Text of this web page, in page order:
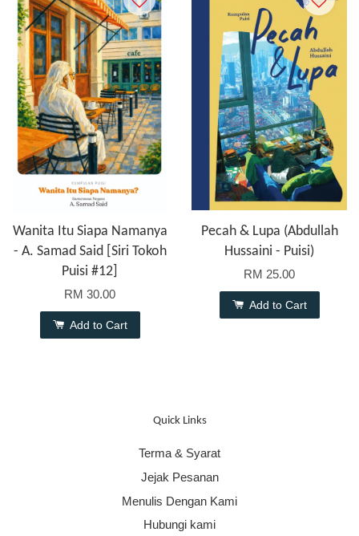
Wanita Itu Siapa Namanya
- A. Samad Said [Siri Tokoh
Puisi #12]
RM 30.00
Add to Cart
Pecah & Lupa (Abdullah
Hussaini - Puisi)
RM 25.00
Add to Cart
Quick Links
Terma & Syarat
Jejak Pesanan
Menulis Dengan Kami
Hubungi kami